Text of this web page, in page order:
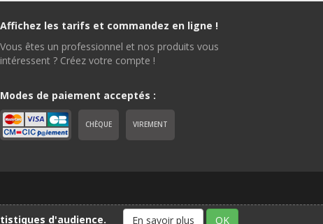
Affichez les tarifs et commandez en ligne !
Vous êtes un professionnel et nos produits vous
intéressent ? Créez votre compte !
Modes de paiement acceptés :
CHÈQUE VIREMENT
d'audience. En savoir plus OK